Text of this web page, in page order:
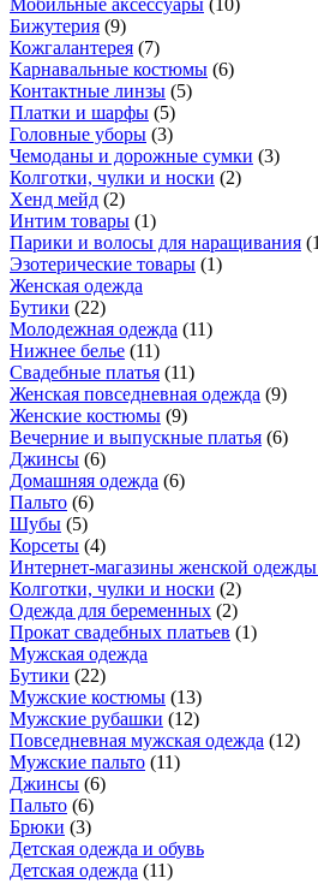
Мобильные аксессуары (10)
Бижутерия (9)
Кожгалантерея (7)
Карнавальные костюмы (6)
Контактные линзы (5)
Платки и шарфы (5)
Головные уборы (3)
Чемоданы и дорожные сумки (3)
Колготки, чулки и носки (2)
Хенд мейд (2)
Интим товары (1)
Парики и волосы для наращивания (1
Эзотерические товары (1)
Женская одежда
Бутики (22)
Молодежная одежда (11)
Нижнее белье (11)
Свадебные платья (11)
Женская повседневная одежда (9)
Женские костюмы (9)
Вечерние и выпускные платья (6)
Джинсы (6)
Домашняя одежда (6)
Пальто (6)
Шубы (5)
Корсеты (4)
Интернет-магазины женской
Колготки, чулки и носки (2)
Одежда для беременных (2)
Прокат свадебных платьев (1)
Мужская одежда
Бутики (22)
Мужские костюмы (13)
Мужские рубашки (12)
Повседневная мужская одежда (12)
Мужские пальто (11)
Джинсы (6)
Пальто (6)
Брюки (3)
Детская одежда и обувь
Детская одежда (11)